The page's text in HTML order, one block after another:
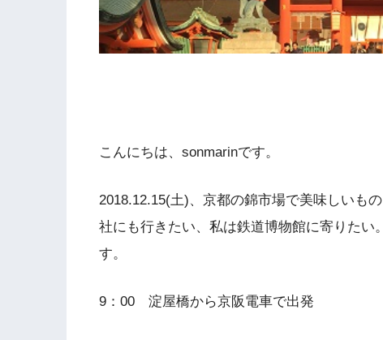
こんにちは、sonmarinです。
2018.12.15(土)、京都の錦市場で美味しいも
社にも行きたい、私は鉄道博物館に寄りた
す。
9：00 淀屋橋から京阪電車で出発